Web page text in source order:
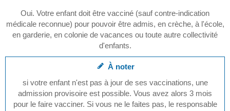
Oui. Votre enfant doit être vacciné (sauf contre-indication
médicale reconnue) pour pouvoir être admis, en crèche, à l'école,
en garderie, en colonie de vacances ou toute autre collectivité
d'enfants.
À noter
si votre enfant n'est pas à jour de ses vaccinations, une
admission provisoire est possible. Vous avez alors 3 mois
pour le faire vacciner. Si vous ne le faites pas, le responsable